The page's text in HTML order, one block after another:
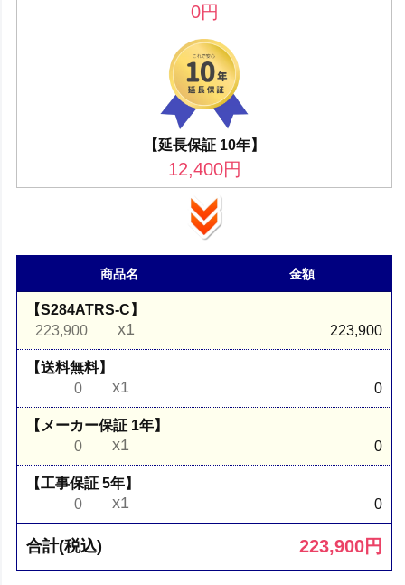
0円
【延長保証 10年】
12,400円
商品名 金額
【S284ATRS-C】
223,900
x1 223,900
【送料無料】
0
x1 0
【メーカー保証 1年】
0
x1 0
【工事保証 5年】
0
x1 0
合計(税込) 223,900円